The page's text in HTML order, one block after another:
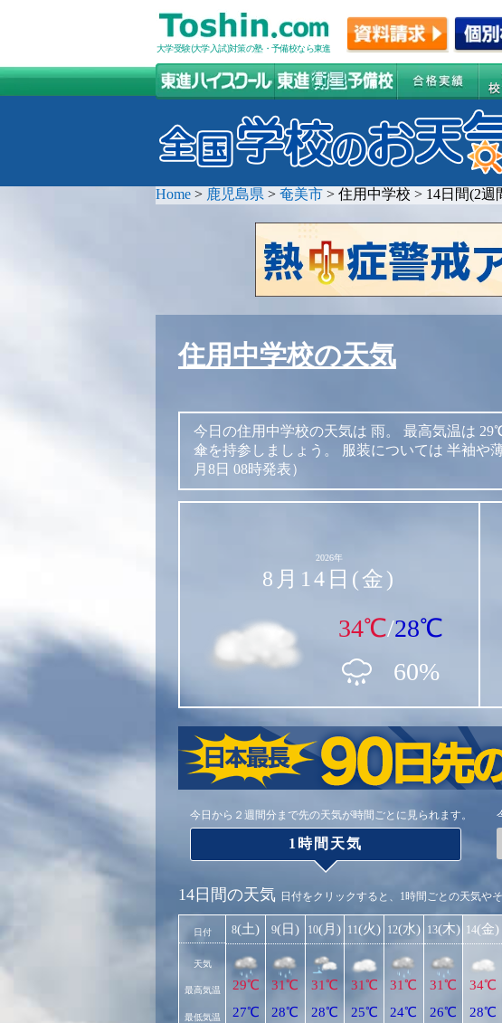
大学受験(大学入試)対策の塾・予備校なら東進
Home > 鹿児島県 > 奄美市 > 住用中学校 > 14日間(2週
住用中学校の天気
今日の住用中学校の天気は 雨。 最高気温は
傘を持参しましょう。
服装については 半袖や
月8日 08時発表）
2026年
8月14日(金)
34℃/28℃
60%
今日から２週間分まで先の天気が時間ごとに見られます。
1時間天気
14日間の天気 日付をクリックすると、1時間ごとの天気や
日付
天気
最高気温
最低気温
8(土)
29℃
27℃
9(日)
31℃
28℃
10(月)
31℃
28℃
11(火)
31℃
25℃
12(水)
31℃
24℃
13(木)
31℃
26℃
14(金)
34℃
28℃